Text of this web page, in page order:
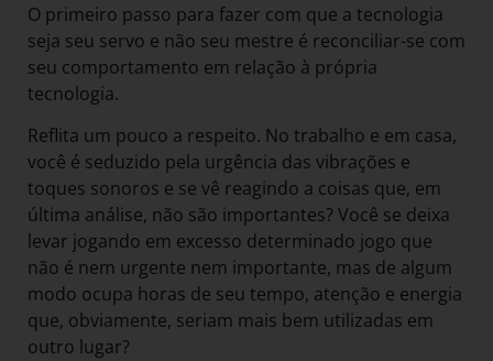
O primeiro passo para fazer com que a tecnologia
seja seu servo e não seu mestre é reconciliar-se com
seu comportamento em relação à própria
tecnologia.
Reflita um pouco a respeito. No trabalho e em casa,
você é seduzido pela urgência das vibrações e
toques sonoros e se vê reagindo a coisas que, em
última análise, não são importantes? Você se deixa
levar jogando em excesso determinado jogo que
não é nem urgente nem importante, mas de algum
modo ocupa horas de seu tempo, atenção e energia
que, obviamente, seriam mais bem utilizadas em
outro lugar?